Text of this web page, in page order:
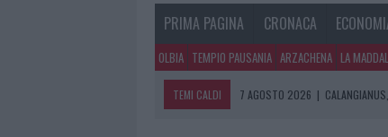
PRIMA PAGINA CRONACA
OLBIA TEMPIO PAUSANIA ARZACHENA LA
TEMI CALDI 7 AGOSTO 2026 |